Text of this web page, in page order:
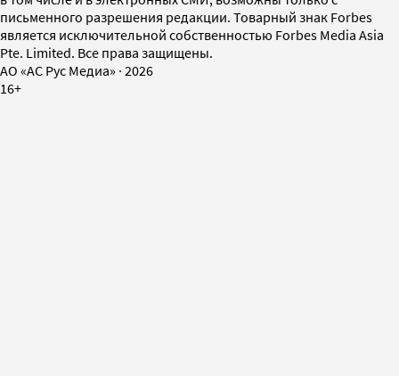
письменного разрешения редакции. Товарный знак Forbes
является исключительной собственностью Forbes Media Asia
Pte. Limited. Все права защищены.
AO «АС Рус Медиа» · 2026
16+